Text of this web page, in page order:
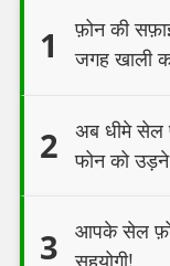
1
फ़ोन की
जगह खाली
2
अब धीमे सेल
फोन को
3
आपके सेल
सहयोगी!